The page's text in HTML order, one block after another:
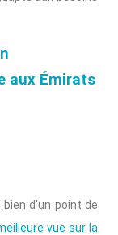
aux Émirats
d’un point de
vue sur la